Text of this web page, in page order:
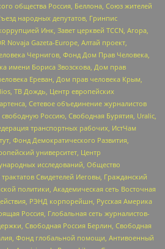
общества Россия, Беллона, Союз жителей
народных депутатов, Гринпис
Инк, Завет церквей TCCN, Агора,
Gazeta-Europe, Алтай проект,
Чернигов, Фонд Дом Прав Человека,
имени Бориса Звозскова, Дом прав
Ереван, Дом прав человека Крым,
ТВ Дождь, Центр европейских
Сетевое объединение журналистов
Россию, Свободная Бурятия, Uralic,
транспортных рабочих, ИстЧам
Фонд Демократического Развития,
университет, Центр
исследований, Общество
Свидетелей Иеговы, Гражданский
политики, Академическая сеть Восточная
РЭНД корпорейшн, Русская Америка
Россия, Глобальная сеть журналистов-
Свободная Россия Берлин, Свободная
Фонд глобальной помощи, Антивоенный